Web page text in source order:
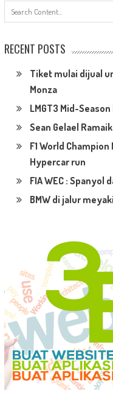
RECENT POSTS
Tiket mulai dijual
Monza
LMGT3 Mid-
Sean Gelael
F1 World
Hypercar run
FIA WEC : Spanyol
BMW di jalur